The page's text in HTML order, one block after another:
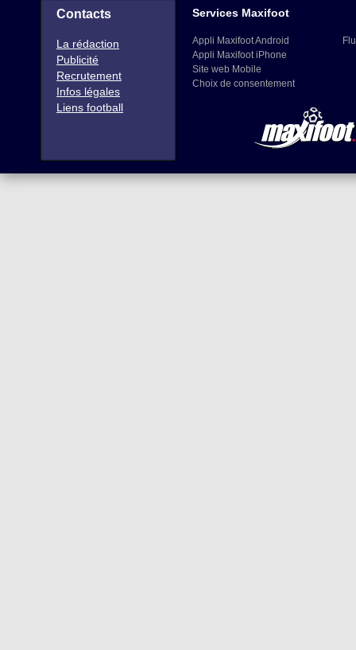
Contacts
La rédaction
Publicité
Recrutement
Infos légales
Liens football
Services Maxifoot
Appli Maxifoot Android
Appli Maxifoot iPhone
Site web Mobile
Choix de consentement